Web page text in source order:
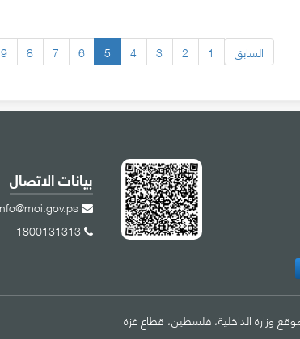
السابق 1
2
3
4
5
6
7
8
9
بيانات الاتصال
info@moi.gov.ps